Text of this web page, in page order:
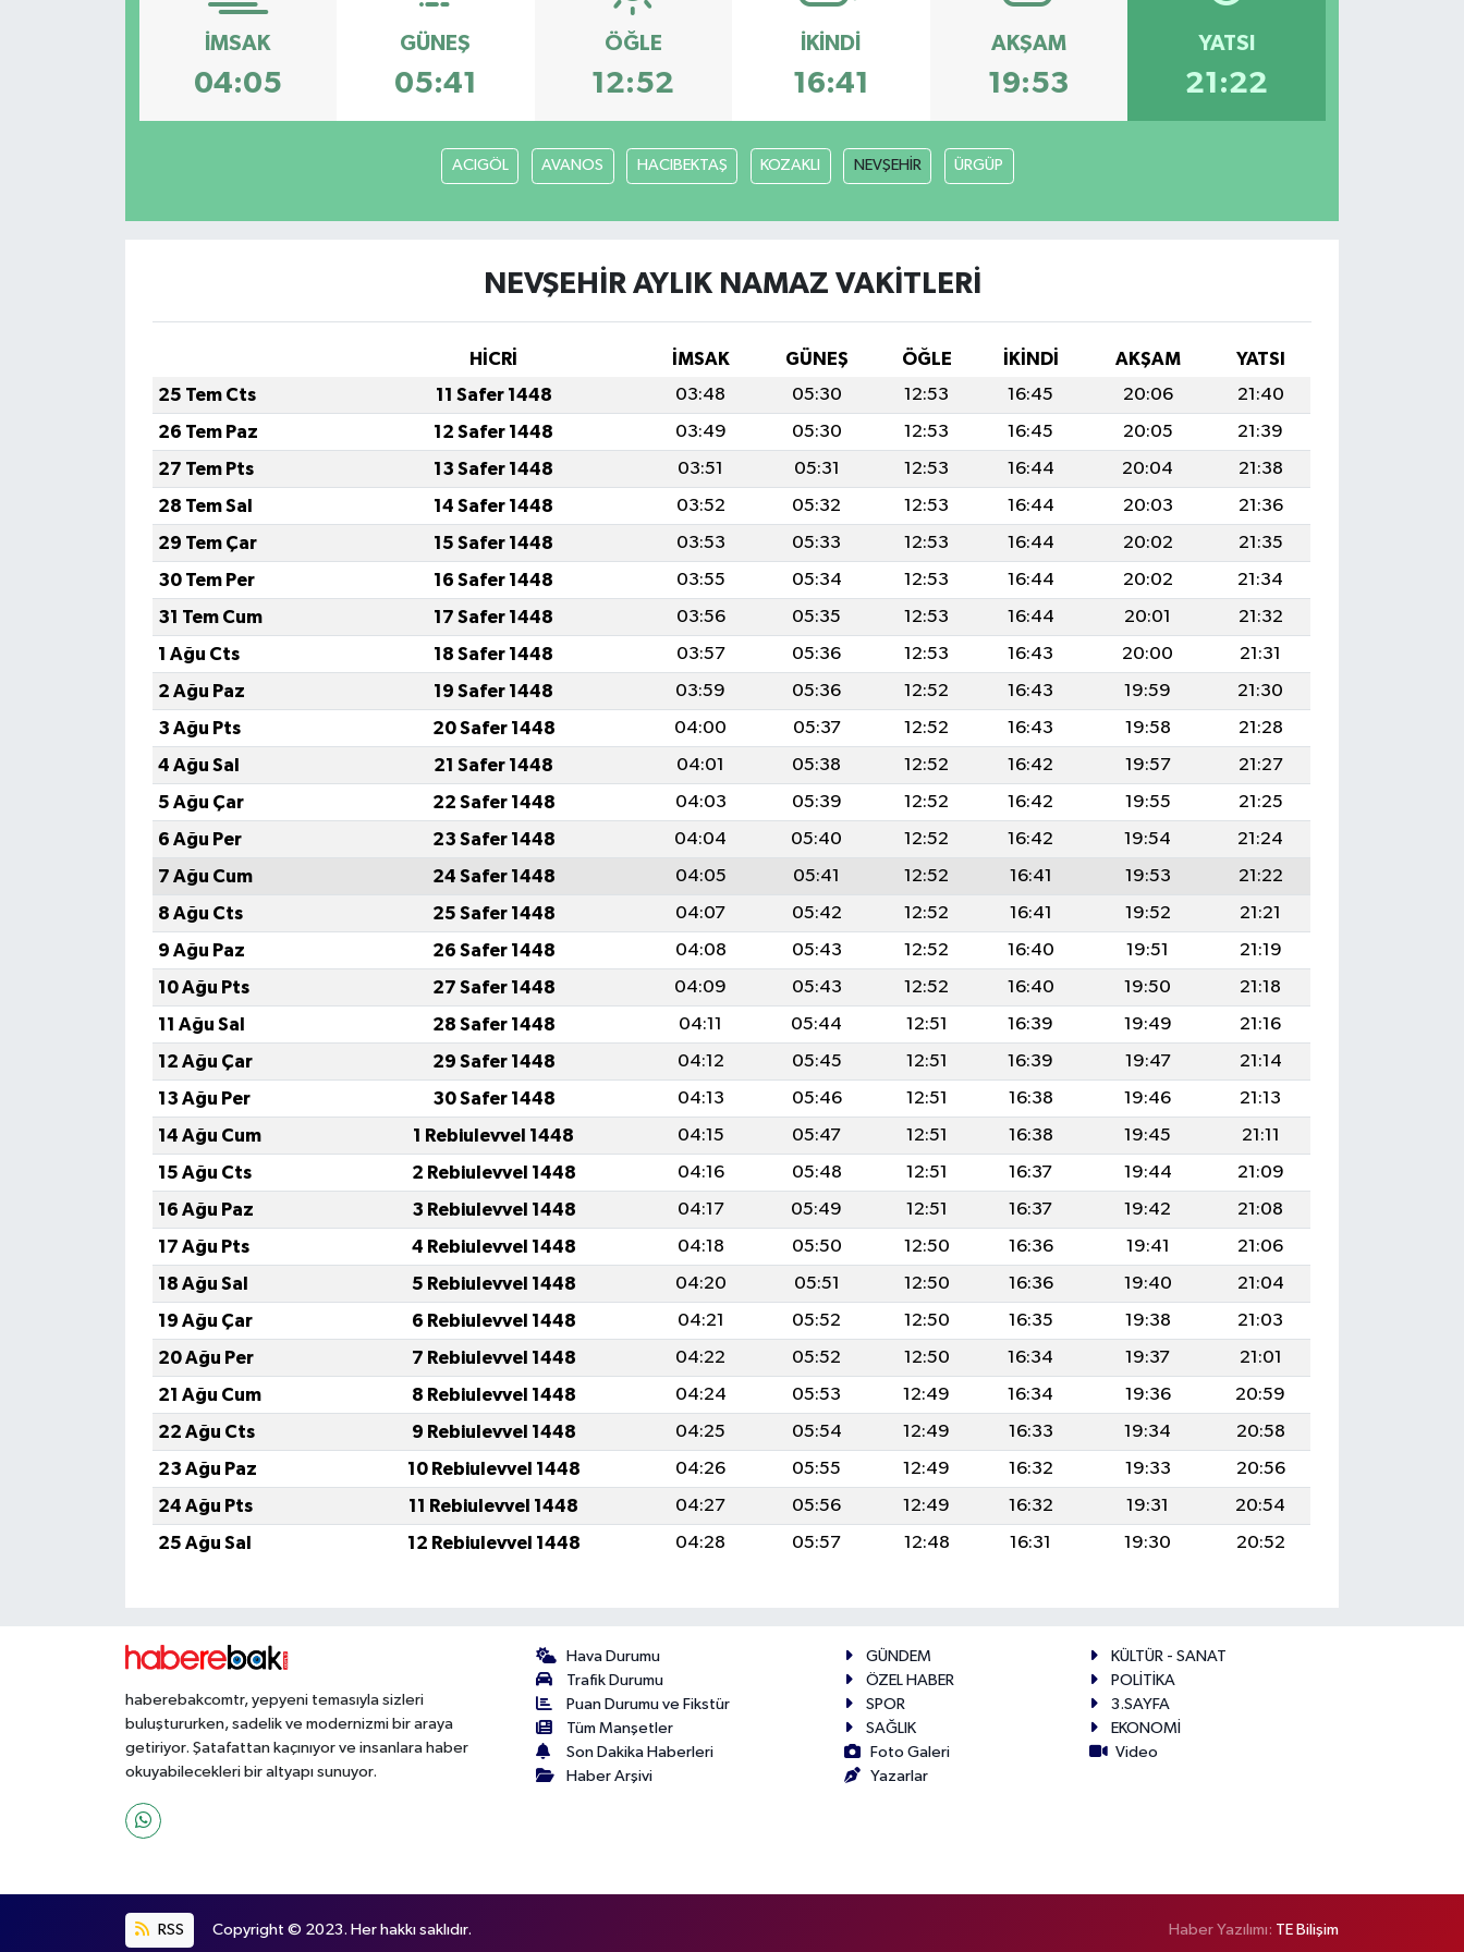
İMSAK
04:05
GÜNEŞ
05:41
ÖĞLE
12:52
İKINDI
16:41
AKŞAM
19:53
YATSI
21:22
ACIGÖL AVANOS HACIBEKTAŞ KOZAKLI NEVŞEHİR ÜRGÜP
NEVŞEHİR AYLIK NAMAZ VAKITLERI
HİCRİ İMSAK GÜNEŞ ÖĞLE İKINDI AKŞAM
YATSI
25 Tem Cts
11 Safer 1448 03:48 05:30 12:53 16:45 20:06
21:40
26 Tem Paz
12 Safer 1448 03:49 05:30 12:53 16:45 20:05
21:39
27 Tem Pts
13 Safer 1448 03:51 05:31 12:53 16:44 20:04
21:38
28 Tem Sal
14 Safer 1448 03:52 05:32 12:53 16:44 20:03
21:36
29 Tem Çar
15 Safer 1448 03:53 05:33 12:53 16:44 20:02
21:35
30 Tem Per
16 Safer 1448 03:55 05:34 12:53 16:44 20:02
21:34
31 Tem Cum
17 Safer 1448 03:56 05:35 12:53 16:44 20:01
21:32
1 Ağu Cts
18 Safer 1448 03:57 05:36 12:53 16:43 20:00
21:31
2 Ağu Paz
19 Safer 1448 03:59 05:36 12:52 16:43 19:59
21:30
3 Ağu Pts
20 Safer 1448 04:00 05:37 12:52 16:43 19:58
21:28
4 Ağu Sal
21 Safer 1448 04:01 05:38 12:52 16:42 19:57
21:27
5 Ağu Çar
22 Safer 1448 04:03 05:39 12:52 16:42 19:55
21:25
6 Ağu Per
23 Safer 1448 04:04 05:40 12:52 16:42 19:54
21:24
7 Ağu Cum
24 Safer 1448 04:05 05:41 12:52 16:41 19:53
21:22
8 Ağu Cts
25 Safer 1448 04:07 05:42 12:52 16:41 19:52
21:21
9 Ağu Paz
26 Safer 1448 04:08 05:43 12:52 16:40 19:51
21:19
10 Ağu Pts
27 Safer 1448 04:09 05:43 12:52 16:40 19:50
21:18
11 Ağu Sal
28 Safer 1448 04:11 05:44 12:51 16:39 19:49
21:16
12 Ağu Çar
29 Safer 1448 04:12 05:45 12:51 16:39 19:47
21:14
13 Ağu Per
30 Safer 1448 04:13 05:46 12:51 16:38 19:46
21:13
14 Ağu Cum
1 Rebiulevvel 1448 04:15 05:47 12:51 16:38 19:45
21:11
15 Ağu Cts
2 Rebiulevvel 1448 04:16 05:48 12:51 16:37 19:44
21:09
16 Ağu Paz
3 Rebiulevvel 1448 04:17 05:49 12:51 16:37 19:42
21:08
17 Ağu Pts
4 Rebiulevvel 1448 04:18 05:50 12:50 16:36 19:41
21:06
18 Ağu Sal
5 Rebiulevvel 1448 04:20 05:51 12:50 16:36 19:40
21:04
19 Ağu Çar
6 Rebiulevvel 1448 04:21 05:52 12:50 16:35 19:38
21:03
20 Ağu Per
7 Rebiulevvel 1448 04:22 05:52 12:50 16:34 19:37
21:01
21 Ağu Cum
8 Rebiulevvel 1448 04:24 05:53 12:49 16:34 19:36
20:59
22 Ağu Cts
9 Rebiulevvel 1448 04:25 05:54 12:49 16:33 19:34
20:58
23 Ağu Paz
10 Rebiulevvel 1448 04:26 05:55 12:49 16:32 19:33
20:56
24 Ağu Pts
11 Rebiulevvel 1448 04:27 05:56 12:49 16:32 19:31
20:54
25 Ağu Sal
12 Rebiulevvel 1448 04:28 05:57 12:48 16:31 19:30 20:52
haberebakcomtr, yepyeni temasıyla sizleri
buluştururken, sadelik ve modernizmi bir araya
getiriyor. Şatafattan kaçınıyor ve insanlara haber
okuyabilecekleri bir altyapı sunuyor.
Hava Durumu
Trafik Durumu
Puan Durumu ve Fikstür
Tüm Manşetler
Son Dakika Haberleri
Haber Arşivi
GÜNDEM
KÜLTÜR - SANAT
ÖZEL HABER
POLİTİKA
SPOR
3.SAYFA
SAĞLIK
EKONOMİ
Foto Galeri
Video
Yazarlar
RSS Copyright © 2023. Her hakkı saklıdır. Haber Yazılımı: TE Bilişim